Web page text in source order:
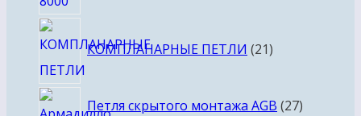
КОМПЛАНАРНЫЕ ПЕТЛИ 21товар
Петля скрытого монтажа AGB 2727